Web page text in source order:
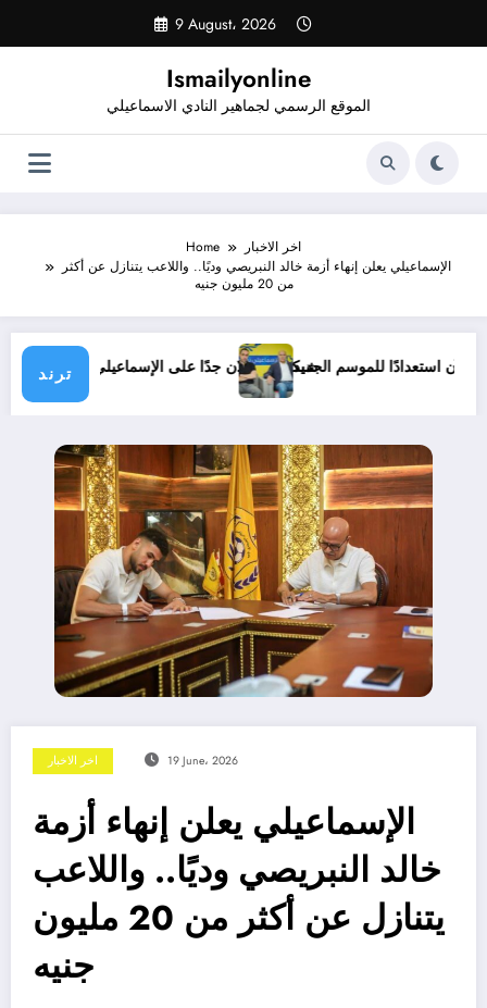
content
9 August، 2026
Ismailyonline
الموقع الرسمي لجماهير النادي الاسماعيلي
Home
اخر الاخبار
الإسماعيلي يعلن إنهاء أزمة خالد النبريصي وديًا.. واللاعب يتنازل عن أكثر
من 20 مليون جنيه
ترند
شيكابالا: زعلان جدًا على الإسماعيلي..حتى الآن استعدادًا للموسم الجديد
اخر الاخبار 19 June، 2026
الإسماعيلي يعلن إنهاء أزمة
خالد النبريصي وديًا.. واللاعب
يتنازل عن أكثر من 20 مليون
جنيه